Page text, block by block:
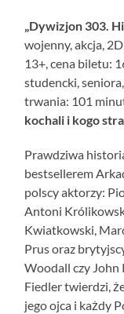
„Dywizjon 303.
wojenny, akcja,
13+, cena biletu:
studencki,
trwania: 101
kochali i kogo
Prawdziwa
bestsellerem
polscy aktorzy:
Antoni
Kwiatkowski,
Prus oraz
Woodall czy John
Fiedler twierdzi,
jego ojca i każdy